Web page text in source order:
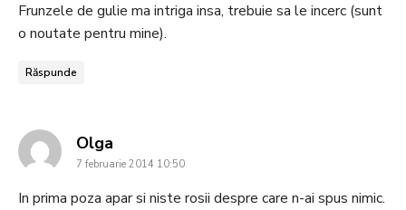
Frunzele de gulie ma intriga insa, trebuie sa le incerc (sunt
o noutate pentru mine).
Răspunde
Olga
7 februarie 2014 10:50
In prima poza apar si niste rosii despre care n-ai spus nimic.